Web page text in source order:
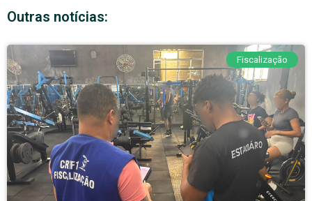
Outras notícias:
Fiscalização